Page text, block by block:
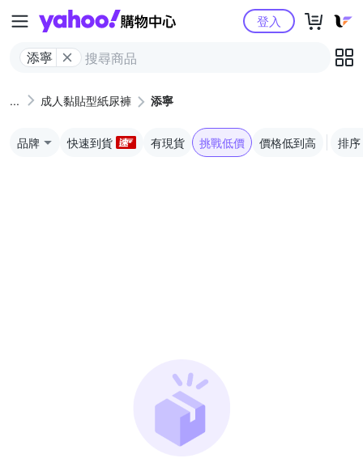
Yahoo購物中心
添寧
登入
成人黏貼型紙尿褲 添寧
品牌 快速到貨 有現貨 挑戰低價 價格低到高 排序